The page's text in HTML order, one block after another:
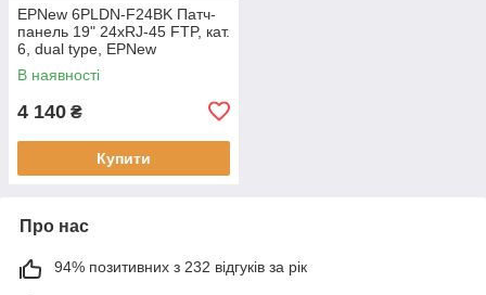
EPNew 6PLDN-F24BK Патч-
панель 19" 24xRJ-45 FTP, кат.
6, dual type, EPNew
В наявності
4 140 ₴
Купити
Про нас
94% позитивних з 232 відгуків за рік